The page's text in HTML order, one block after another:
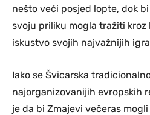
nešto veći posjed lopte, dok
svoju priliku mogla tražiti kroz
iskustvo svojih najvažnijih
Iako se Švicarska
najorganizovanijih evropskih
je da bi Zmajevi večeras